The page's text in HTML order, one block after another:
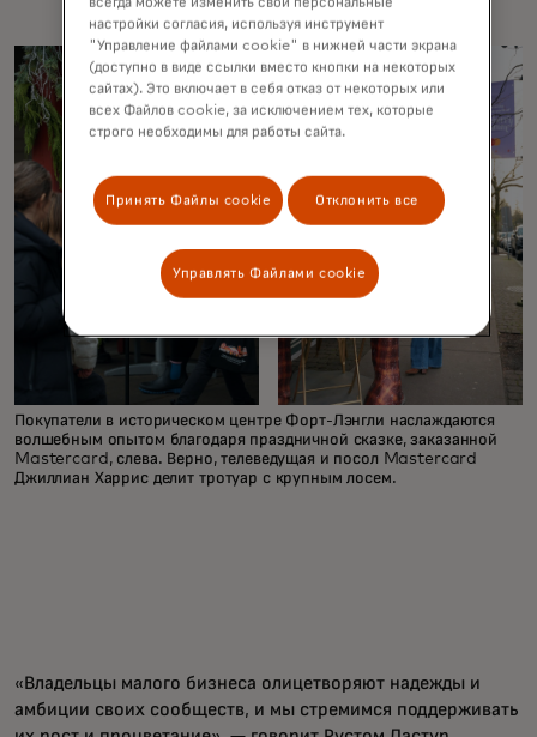
Покупатели в историческом центре Форт-Лэнгли наслаждаются
волшебным опытом благодаря праздничной сказке, заказанной
Mastercard, слева. Верно, телеведущая и посол Mastercard
Джиллиан Харрис делит тротуар с крупным лосем.
«Владельцы малого бизнеса олицетворяют надежды и
амбиции своих сообществ, и мы стремимся поддерживать
всегда можете изменить свои персональные
настройки согласия, используя инструмент
"Управление файлами cookie" в нижней части экрана
(доступно в виде ссылки вместо кнопки на некоторых
сайтах). Это включает в себя отказ от некоторых или
всех Файлов cookie, за исключением тех, которые
строго необходимы для работы сайта.
Принять Файлы cookie Отклонить все
Управлять Файлами cookie